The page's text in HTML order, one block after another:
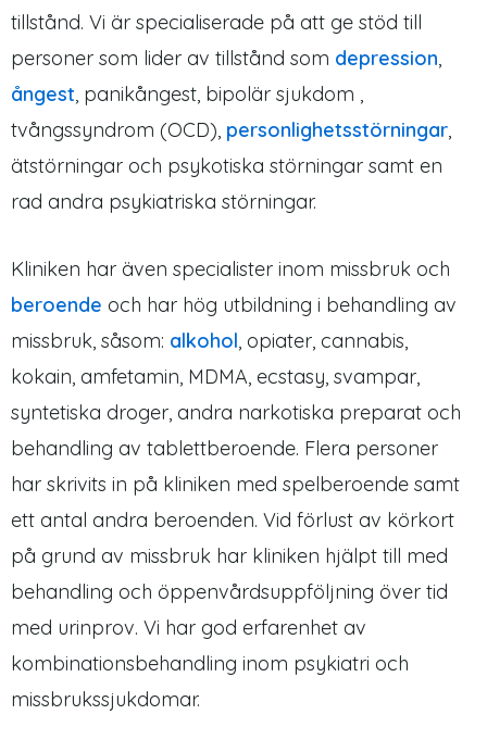
tillstånd. Vi är specialiserade på att ge stöd till
personer som lider av tillstånd som depression,
ångest, panikångest, bipolär sjukdom ,
tvångssyndrom (OCD), personlighetsstörningar,
ätstörningar och psykotiska störningar samt en
rad andra psykiatriska störningar.
Kliniken har även specialister inom missbruk och
beroende och har hög utbildning i behandling av
missbruk, såsom: alkohol, opiater, cannabis,
kokain, amfetamin, MDMA, ecstasy, svampar,
syntetiska droger, andra narkotiska preparat och
behandling av tablettberoende. Flera personer
har skrivits in på kliniken med spelberoende samt
ett antal andra beroenden. Vid förlust av körkort
på grund av missbruk har kliniken hjälpt till med
behandling och öppenvårdsuppföljning över tid
med urinprov. Vi har god erfarenhet av
kombinationsbehandling inom psykiatri och
missbrukssjukdomar.